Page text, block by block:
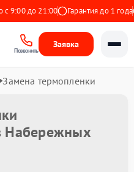
до 21:00 Гарантия до 1 года
Позвонить
Заявка
Замена термопленки
Набережных